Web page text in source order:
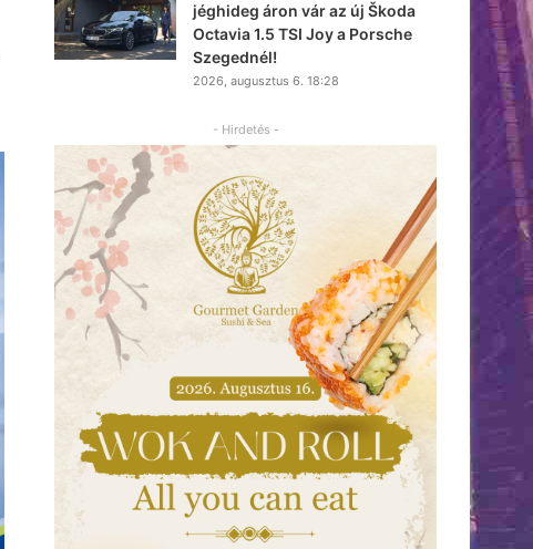
jéghideg áron vár az új Škoda
Octavia 1.5 TSI Joy a Porsche
Szegednél!
2026, augusztus 6. 18:28
- Hirdetés -